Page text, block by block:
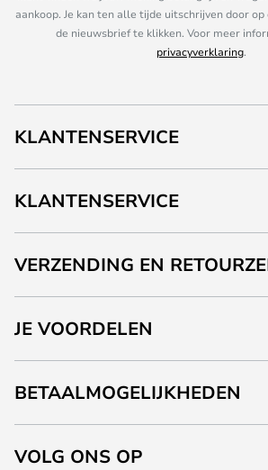
aankoop. Je kan ten alle tijde uitschrijven door
de nieuwsbrief te klikken. Voor meer
privacyverklaring.
KLANTENSERVICE
KLANTENSERVICE
VERZENDING EN
JE VOORDELEN
BETAALMOGELIJKHEDEN
VOLG ONS OP